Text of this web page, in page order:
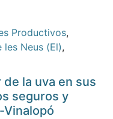
Productivos,
Neus (El),
la uva en sus
seguros y
Vinalopó